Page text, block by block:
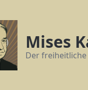
Mises
Der freiheitliche